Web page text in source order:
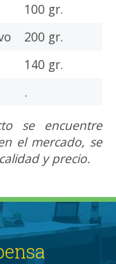
100 gr.
200 gr.
140 gr.
.
se encuentre
el mercado, se
y precio.